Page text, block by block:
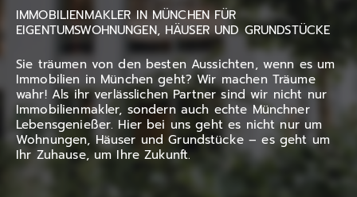
KAUFPREIS
ANZEIGEN
IMMOBILIENMAKLER IN MÜNCHEN FÜR
EIGENTUMSWOHNUNGEN, HÄUSER UND GRUNDSTÜCKE
Sie träumen von den besten Aussichten, wenn es um
Immobilien in München geht? Wir machen Träume
wahr! Als ihr verlässlichen Partner sind wir nicht nur
Immobilienmakler, sondern auch echte Münchner
Lebensgenießer. Hier bei uns geht es nicht nur um
Wohnungen, Häuser und Grundstücke – es geht um
Ihr Zuhause, um Ihre Zukunft.